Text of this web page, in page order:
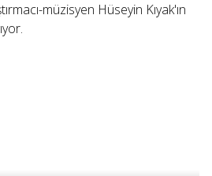
müzisyen Hüseyin Kıyak'ın